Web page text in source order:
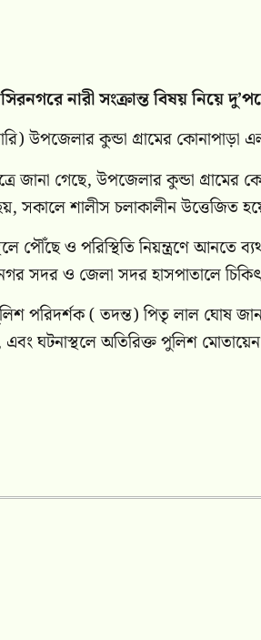
নারী সংক্রান্ত বিষয় নিয়ে
উপজেলার কুন্ডা গ্ৰামের কোনাপাড়া
জানা গেছে, উপজেলার কুন্ডা গ্ৰামের
সকালে শালীস চলাকালীন উত্তেজিত
পৌঁছে ও পরিস্থিতি নিয়ন্ত্রণে আনতে
সদর ও জেলা সদর হাসপাতালে
পরিদর্শক ( তদন্ত) পিতৃ লাল ঘোষ
এবং ঘটনাস্থলে অতিরিক্ত পুলিশ